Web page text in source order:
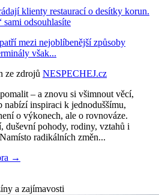
klienty restaurací o desítky korun.
sami odsouhlasíte
mezi nejoblíbenější způsoby
však...
ze zdrojů NESPECHEJ.cz
– a znovu si všimnout věcí,
nabízí inspiraci k jednoduššímu,
o výkonech, ale o rovnováze.
duševní pohody, rodiny, vztahů i
radikálních změn...
→
a zajímavosti